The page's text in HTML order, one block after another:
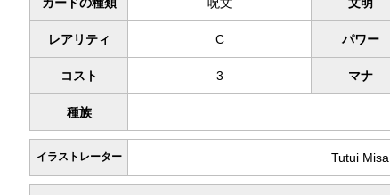
レアリティ C パワー
コスト 3 マナ
種族
イラストレーター Tutui Misa